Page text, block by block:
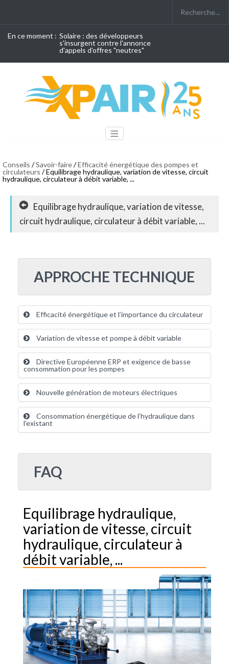
En ce moment : Solaire : des développeurs
s'insurgent contre l'annonce
d'appels d'offres "neutres"
Conseils /Savoir-faire/Efficacité énergétique des pompes et
circulateurs / Equilibrage hydraulique, variation de vitesse, circuit
hydraulique, circulateur à débit variable, ...
Equilibrage hydraulique, variation de vitesse,
circuit hydraulique, circulateur à débit variable, ...
APPROCHE TECHNIQUE
Efficacité énergétique et l’importance du circulateur
Variation de vitesse et pompe à débit variable
Directive Européenne ERP et exigence de basse
consommation pour les pompes
Nouvelle génération de moteurs électriques
Consommation énergétique de l’hydraulique dans
l’existant
FAQ
Equilibrage hydraulique,
variation de vitesse, circuit
hydraulique, circulateur à
débit variable, ...